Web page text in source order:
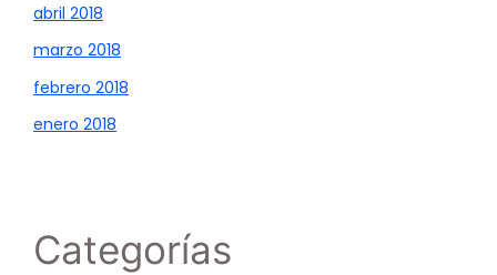
abril 2018
marzo 2018
febrero 2018
enero 2018
Categorías